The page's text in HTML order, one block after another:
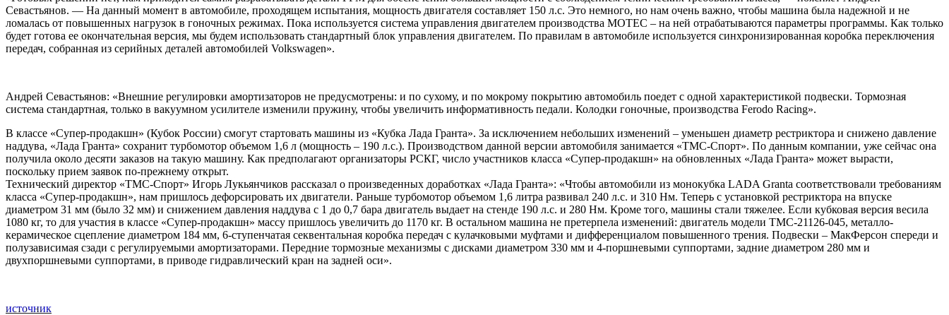
Севастьянов. — На данный момент в автомобиле, проходящем испытания, мощность двигателя составляет 150 л.с. Это немного, но нам очень важно, чтобы машина была надежной и не
ломалась от повышенных нагрузок в гоночных режимах. Пока используется система управления двигателем производства MOTEC – на ней отрабатываются параметры программы. Как только
будет готова ее окончательная версия, мы будем использовать стандартный блок управления двигателем. По правилам в автомобиле используется синхронизированная коробка переключения
передач, собранная из серийных деталей автомобилей Volkswagen».
Андрей Севастьянов: «Внешние регулировки амортизаторов не предусмотрены: и по сухому, и по мокрому покрытию автомобиль поедет с одной характеристикой подвески. Тормозная
система стандартная, только в вакуумном усилителе изменили пружину, чтобы увеличить информативность педали. Колодки гоночные, производства Ferodo Racing».
В классе «Супер-продакшн» (Кубок России) смогут стартовать машины из «Кубка Лада Гранта». За исключением небольших изменений – уменьшен диаметр рестриктора и снижено давление
наддува, «Лада Гранта» сохранит турбомотор объемом 1,6 л (мощность – 190 л.с.). Производством данной версии автомобиля занимается «ТМС-Спорт». По данным компании, уже сейчас она
получила около десяти заказов на такую машину. Как предполагают организаторы РСКГ, число участников класса «Супер-продакшн» на обновленных «Лада Гранта» может вырасти,
поскольку прием заявок по-прежнему открыт.
Технический директор «ТМС-Спорт» Игорь Лукьянчиков рассказал о произведенных доработках «Лада Гранта»: «Чтобы автомобили из монокубка LADA Granta соответствовали требованиям
класса «Супер-продакшн», нам пришлось дефорсировать их двигатели. Раньше турбомотор объемом 1,6 литра развивал 240 л.с. и 310 Нм. Теперь с установкой рестриктора на впуске
диаметром 31 мм (было 32 мм) и снижением давления наддува с 1 до 0,7 бара двигатель выдает на стенде 190 л.с. и 280 Нм. Кроме того, машины стали тяжелее. Если кубковая версия весила
1080 кг, то для участия в классе «Супер-продакшн» массу пришлось увеличить до 1170 кг. В остальном машина не претерпела изменений: двигатель модели ТМС-21126-045, металло-
керамическое сцепление диаметром 184 мм, 6-ступенчатая секвентальная коробка передач с кулачковыми муфтами и дифференциалом повышенного трения. Подвески – МакФерсон спереди и
полузависимая сзади с регулируемыми амортизаторами. Передние тормозные механизмы с дисками диаметром 330 мм и 4-поршневыми суппортами, задние диаметром 280 мм и
двухпоршневыми суппортами, в приводе гидравлический кран на задней оси».
источник